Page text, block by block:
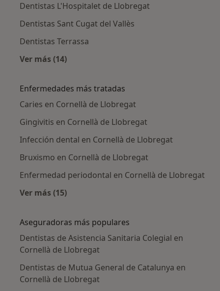
Dentistas L'Hospitalet de Llobregat
Dentistas Sant Cugat del Vallès
Dentistas Terrassa
Ver más (14)
Enfermedades más tratadas
Caries en Cornellà de Llobregat
Gingivitis en Cornellà de Llobregat
Infección dental en Cornellà de Llobregat
Bruxismo en Cornellà de Llobregat
Enfermedad periodontal en Cornellà de Llobregat
Ver más (15)
Aseguradoras más populares
Dentistas de Asistencia Sanitaria Colegial en
Cornellà de Llobregat
Dentistas de Mutua General de Catalunya en
Cornellà de Llobregat